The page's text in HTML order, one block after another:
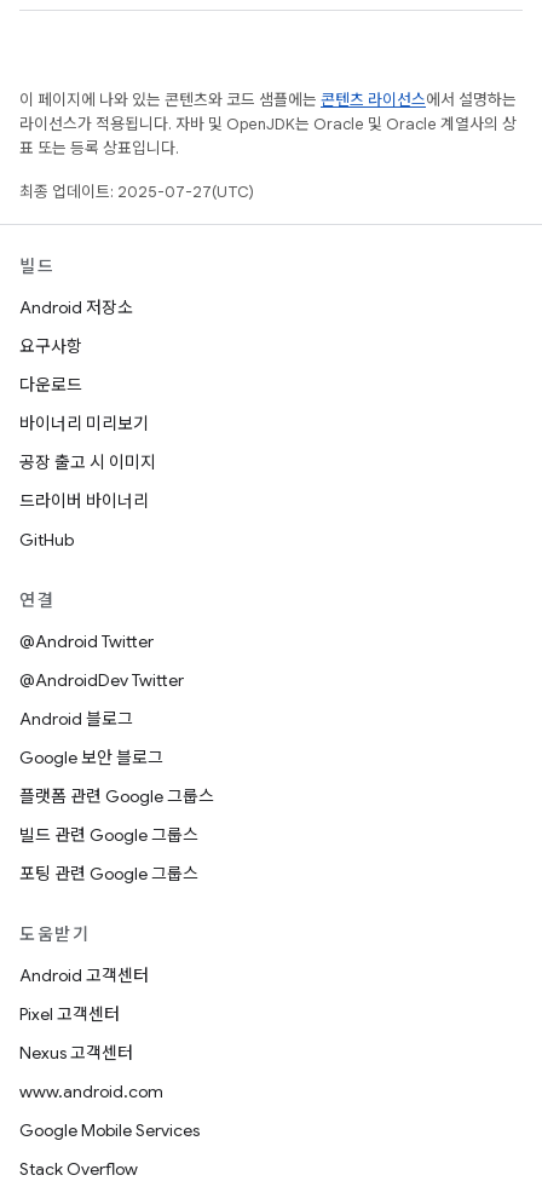
이 페이지에 나와 있는 콘텐츠와 코드 샘플에는 콘텐츠 라이선스에서 설명하는
라이선스가 적용됩니다. 자바 및 OpenJDK는 Oracle 및 Oracle 계열사의 상
표 또는 등록 상표입니다.
최종 업데이트: 2025-07-27(UTC)
빌드
Android 저장소
요구사항
다운로드
바이너리 미리보기
공장 출고 시 이미지
드라이버 바이너리
GitHub
연결
@Android Twitter
@AndroidDev Twitter
Android 블로그
Google 보안 블로그
플랫폼 관련 Google 그룹스
빌드 관련 Google 그룹스
포팅 관련 Google 그룹스
도움받기
Android 고객센터
Pixel 고객센터
Nexus 고객센터
www.android.com
Google Mobile Services
Stack Overflow